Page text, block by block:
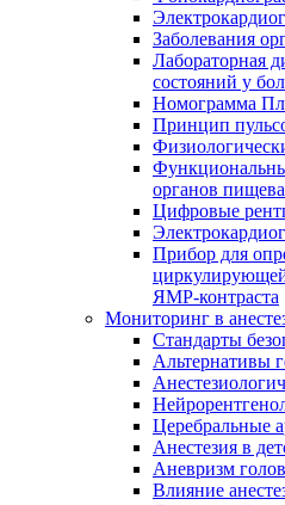
Заболевания
Лабораторная
состояний у
Номограмма
Принцип
органов
Цифровые
Прибор для
ЯМР-контраста
Мониторинг в
Стандарты
Альтернативы
Церебральные
Анестезия в
Аневризм
Влияние